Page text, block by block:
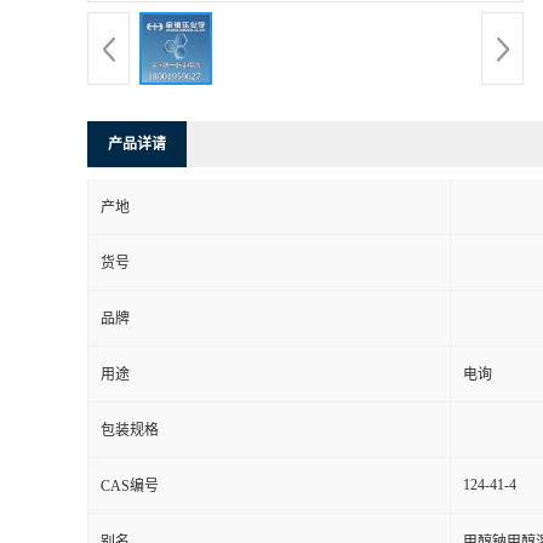
产品详请
产地
货号
品牌
用途 电询
包装规格
CAS编号 124-41-4